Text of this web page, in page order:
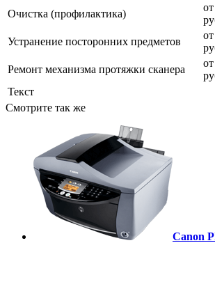
Очистка (профилактика)
Устранение посторонних предметов
Ремонт механизма протяжки сканера
Текст
Смотрите так же
Canon